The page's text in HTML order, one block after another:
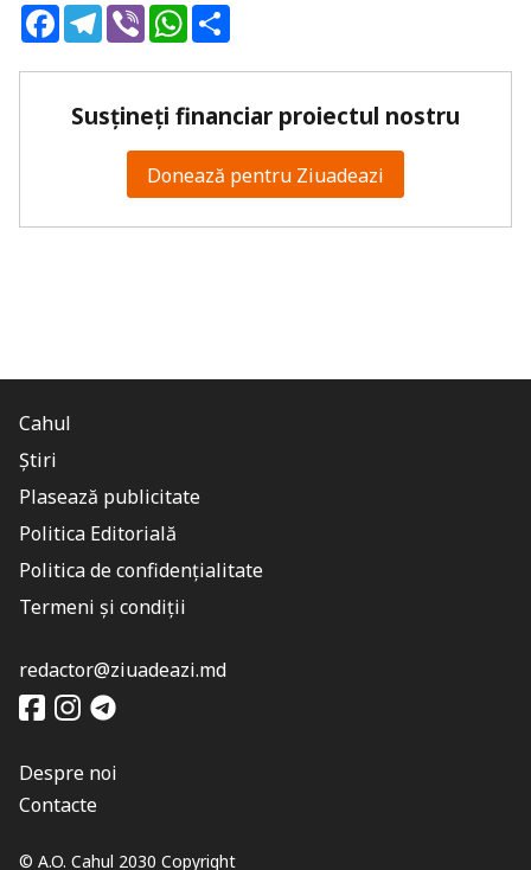
FacebookTelegram
ViberWhatsApp
Susțineți financiar proiectul nostru
Donează pentru Ziuadeazi
© A.O. Cahul 2030 Copyright
Cahul
Știri
Plasează publicitate
Politica Editorială
Politica de confidențialitate
Termeni și condiții
redactor@ziuadeazi.md
Despre noi
Contacte